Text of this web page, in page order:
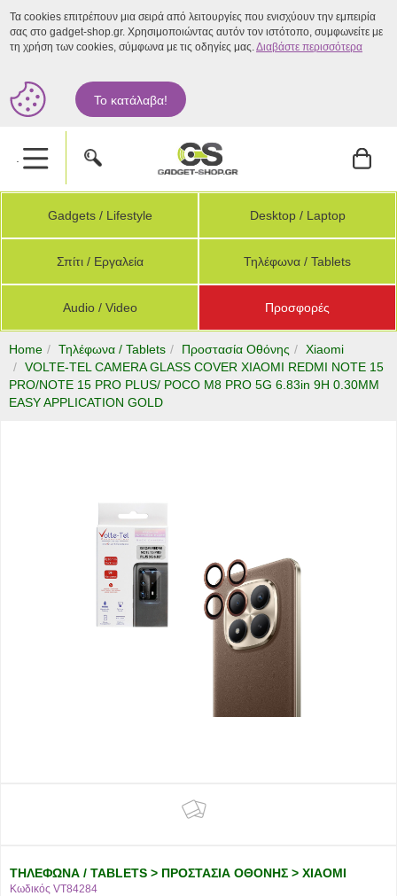
Τα cookies επιτρέπουν μια σειρά από λειτουργίες που ενισχύουν την εμπειρία
σας στο gadget-shop.gr. Χρησιμοποιώντας αυτόν τον ιστότοπο, συμφωνείτε με
τη χρήση των cookies, σύμφωνα με τις οδηγίες μας.Διαβάστε περισσότερα
Το κατάλαβα!
.
Gadgets / Lifestyle Desktop / Laptop
Σπίτι / Εργαλεία Τηλέφωνα / Tablets
Audio / Video Προσφορές
Home Τηλέφωνα / Tablets Προστασία Οθόνης
Xiaomi
VOLTE-TEL CAMERA GLASS COVER XIAOMI REDMI NOTE 15
PRO/NOTE 15 PRO PLUS/ POCO M8 PRO 5G 6.83in 9H 0.30MM
EASY APPLICATION GOLD
ΤΗΛΕΦΩΝΑ / TABLETS > ΠΡΟΣΤΑΣΙΑ ΟΘΟΝΗΣ > XIAOMI
Κωδικός VT84284